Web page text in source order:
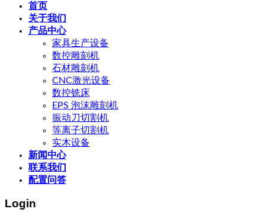
首页
关于我们
产品中心
家具生产设备
数控雕刻机
石材雕刻机
CNC激光设备
数控铣床
EPS 泡沫雕刻机
振动刀切割机
等离子切割机
实木设备
新闻中心
联系我们
配置问答
Login